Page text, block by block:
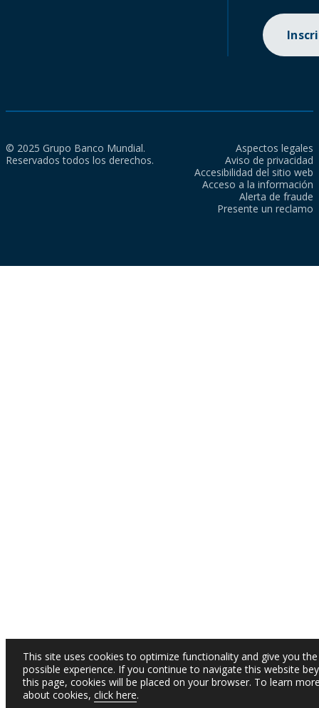
© 2025 Grupo Banco Mundial.
Reservados todos los derechos.
Aspectos legales
Aviso de privacidad
Accesibilidad del sitio web
Acceso a la información
Alerta de fraude
Presente un reclamo
This site uses cookies to optimize functionality and give you
possible experience. If you continue to navigate this website
this page, cookies will be placed on your browser. To learn
about cookies, click here.